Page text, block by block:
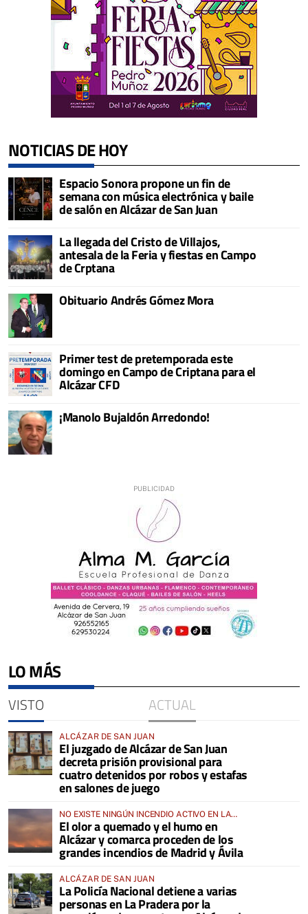
NOTICIAS DE HOY
Espacio Sonora propone un fin de
semana con música electrónica y baile
de salón en Alcázar de San Juan
La llegada del Cristo de Villajos,
antesala de la Feria y fiestas en Campo
de Crptana
Obituario Andrés Gómez Mora
Primer test de pretemporada este
domingo en Campo de Criptana para el
Alcázar CFD
¡Manolo Bujaldón Arredondo!
LO MÁS
VISTO ACTUAL
ALCÁZAR DE SAN JUAN
El juzgado de Alcázar de San Juan
decreta prisión provisional para
cuatro detenidos por robos y estafas
en salones de juego
NO EXISTE NINGÚN INCENDIO ACTIVO EN LA
COMARCA
El olor a quemado y el humo en
Alcázar y comarca proceden de los
grandes incendios de Madrid y Ávila
ALCÁZAR DE SAN JUAN
La Policía Nacional detiene a varias
personas en La Pradera por la